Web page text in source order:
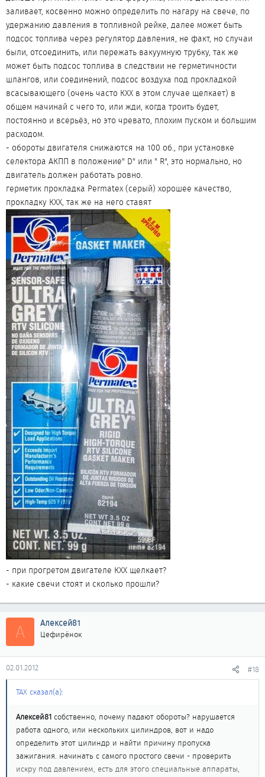
заливает, косвенно можно определить по нагару на свече, по
удержанию давления в топливной рейке, далее может быть
подсос топлива через регулятор давления, не факт, но случаи
были, отсоединить, или пережать вакуумную трубку, так же
может быть подсос топлива в следствии не герметичности
шлангов, или соединений, подсос воздуха под прокладкой
всасывающего (очень часто КХХ в этом случае щелкает) в
общем начинай с чего то, или жди, когда троить будет,
постоянно и всерьёз, но это чревато, плохим пуском и большим
расходом.
- обороты двигателя снижаются на 100 об., при установке
селектора АКПП в положение" D" или " R", это нормально, но
двигатель должен работать ровно.
герметик прокладка Permatex (серый) хорошее качество,
прокладку КХХ, так же на него ставят
- при прогретом двигателе КХХ щелкает?
- какие свечи стоят и сколько прошли?
А Алексей81
Цефирёнок
02.01.2012 #18
ТАХ сказал(а):
Алексей81 собственно, почему падают обороты? нарушается
работа одного, или нескольких цилиндров, вот и надо
определить этот цилиндр и найти причину пропуска
зажигания. начинать с самого простого свечи - проверить
искру под давлением, есть для этого специальные аппараты,